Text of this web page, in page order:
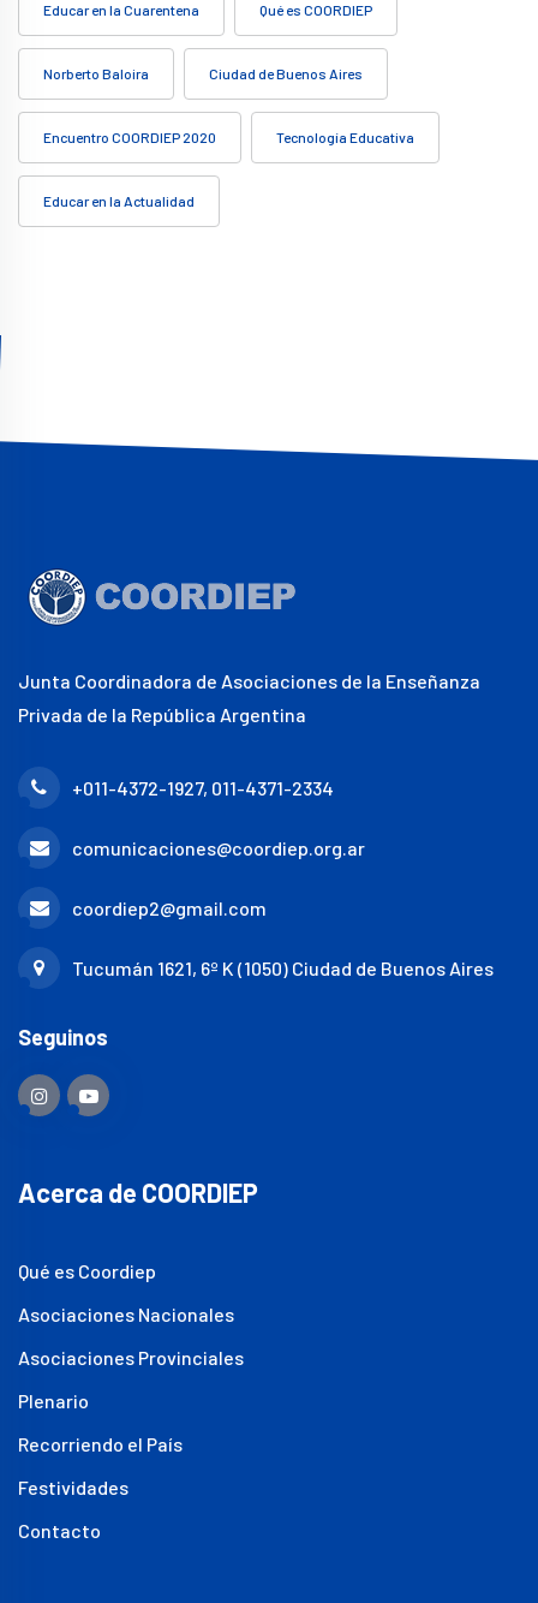
Educar en la Cuarentena Qué es COORDIEP
Norberto Baloira Ciudad de Buenos Aires
Encuentro COORDIEP 2020 Tecnología Educativa
Educar en la Actualidad
Junta Coordinadora de Asociaciones de la Enseñanza
Privada de la República Argentina
+011-4372-1927, 011-4371-2334
comunicaciones@coordiep.org.ar
coordiep2@gmail.com
Tucumán 1621, 6º K (1050) Ciudad de Buenos Aires
Seguinos
Acerca de COORDIEP
Qué es Coordiep
Asociaciones Nacionales
Asociaciones Provinciales
Plenario
Recorriendo el País
Festividades
Contacto